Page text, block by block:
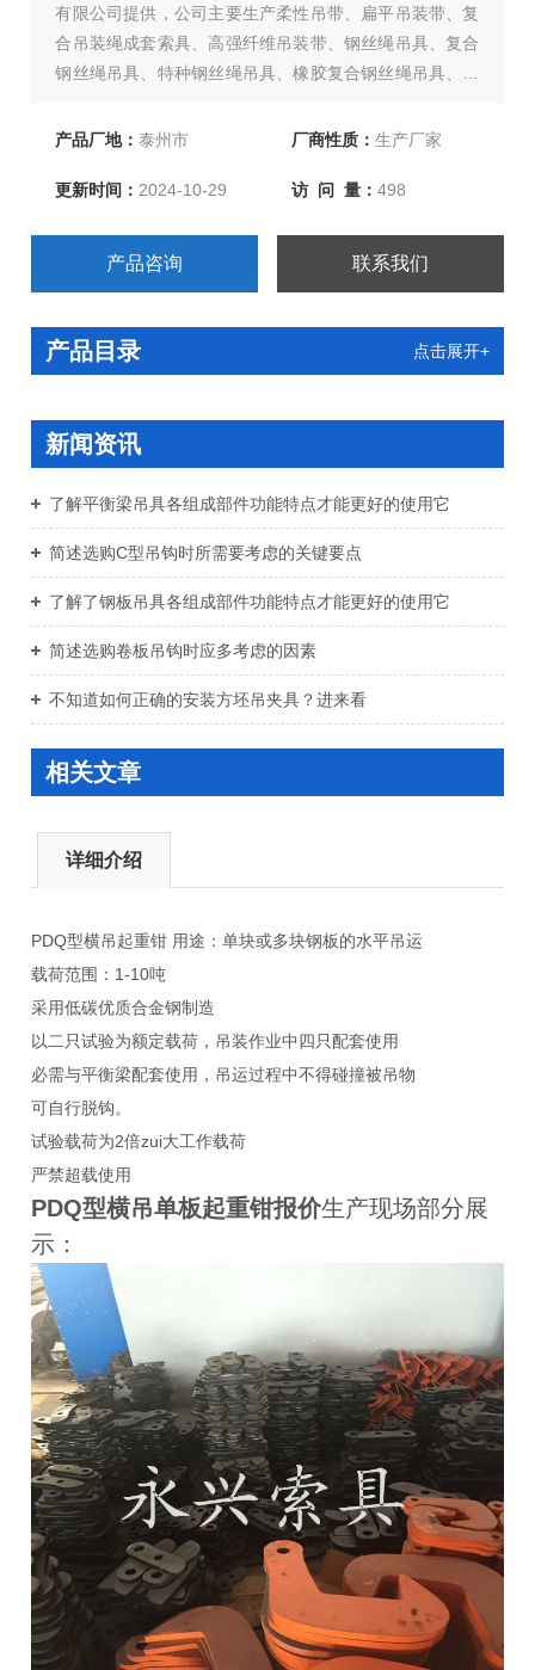
有限公司提供，公司主要生产柔性吊带、扁平吊装带、复
合吊装绳成套索具、高强纤维吊装带、钢丝绳吊具、复合
钢丝绳吊具、特种钢丝绳吊具、橡胶复合钢丝绳吊具、尼
眼柔性吊带、双扣加保护柔性吊带、起重链条成套索具、
户、来函洽谈订购！
产品厂地：泰州市 厂商性质： 生产厂家
更新时间：2024-10-29 访 问 量： 498
产品咨询 联系我们
产品目录 点击展开+
新闻资讯
了解平衡梁吊具各组成部件功能特点才能更好的使用它
简述选购C型吊钩时所需要考虑的关键要点
了解了钢板吊具各组成部件功能特点才能更好的使用它
简述选购卷板吊钩时应多考虑的因素
不知道如何正确的安装方坯吊夹具？进来看
相关文章
详细介绍
PDQ型横吊起重钳 用途：单块或多块钢板的水平吊运
载荷范围：1-10吨
采用低碳优质合金钢制造
以二只试验为额定载荷，吊装作业中四只配套使用
必需与平衡梁配套使用，吊运过程中不得碰撞被吊物
可自行脱钩。
试验载荷为2倍zui大工作载荷
严禁超载使用
PDQ型横吊单板起重钳报价生产现场部分展
示：